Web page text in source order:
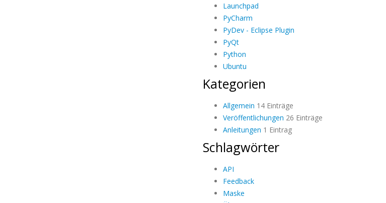
Launchpad
PyCharm
PyDev - Eclipse Plugin
PyQt
Python
Ubuntu
Kategorien
Allgemein 14 Einträge
Veröffentlichungen 26 Einträge
Anleitungen 1 Eintrag
Schlagwörter
API
Feedback
Maske